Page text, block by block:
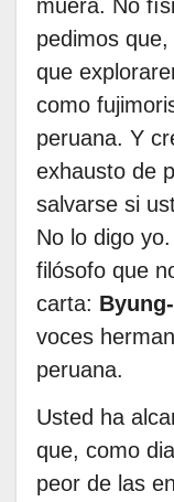
muera. No
pedimos
que
como
peruana. Y
exhausto de
salvarse si
No lo digo
filósofo que
carta:
voces
peruana.
Usted ha
que, como
peor de las